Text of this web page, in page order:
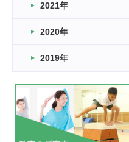
緑ケ丘体育館
2022.11.03
緑ケ丘体育館
いたっぼーる大会☆彡
緑ケ丘体育館
2022.07.03
市内総合体育大会が開始
2021年
2020年
2019年